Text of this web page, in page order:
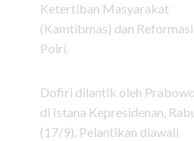
Ketertiban Masyarakat
(Kamtibmas) dan Reformasi
Polri.
Dofiri dilantik oleh Prabowo
di Istana Kepresidenan,
(17/9). Pelantikan diawali